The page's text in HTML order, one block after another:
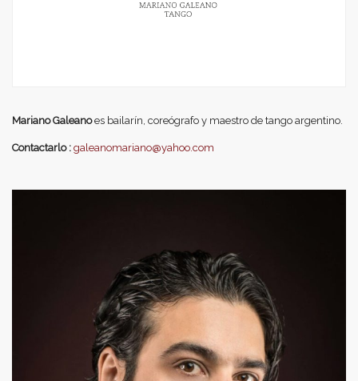
Mariano Galeanoes bailarín, coreógrafo y maestro de tango argentino.
Contactarlo : galeanomariano@yahoo.com